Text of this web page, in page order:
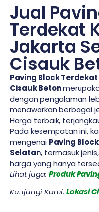
Jual
Terdekat
Jakarta
Cisauk
Paving Block
Cisauk Beton
dengan pengalaman
menawarkan berbagai
Harga terbaik,
Pada kesempatan ini,
mengenai Paving
Selatan, termasuk
harga yang hanya
Lihat juga: Produk
Kunjungi Kami: Lokasi